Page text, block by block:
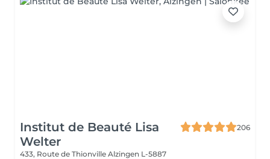
Institut de Beauté Lisa
Welter
206
433, Route de Thionville Alzingen L-5887